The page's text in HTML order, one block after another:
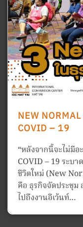
NEW
COVID – 19
“หลังจากนี้จะไม่มีอ
COVID – 19 ระบ
ชีวิตใหม่ (New
คือ ธุรกิจจัดประชุม
ไปถึงงานอีเว้นท์…